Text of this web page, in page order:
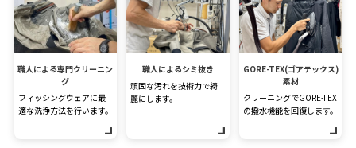
職人による専門クリーニン
グ
フィッシングウェアに最
適な洗浄方法を行います。
職人によるシミ抜き
頑固な汚れを技術力で綺
麗にします。
GORE-TEX(ゴアテックス)
素材
クリーニングでGORE-TEX
の撥水機能を回復します。